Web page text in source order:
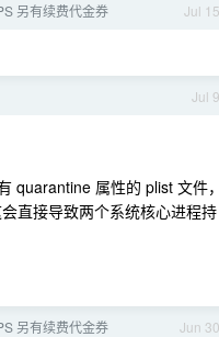
Jul 15
另有续费代金券
Jul 9
quarantine 属性的 plist 文件，
直接导致两个系统核心进程持
Jun 30
另有续费代金券